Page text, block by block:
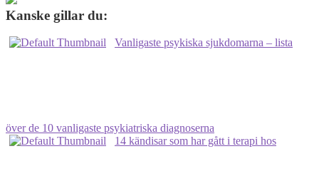
Kanske gillar du:
Vanligaste psykiska sjukdomarna – lista
över de 10 vanligaste psykiatriska diagnoserna
14 kändisar som har gått i terapi hos